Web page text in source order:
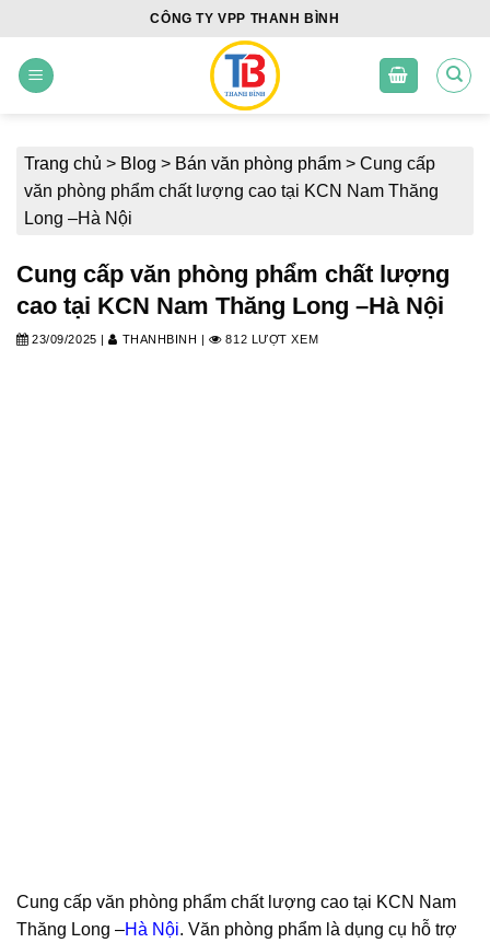
content
CÔNG TY VPP THANH BÌNH
Trang chủ > Blog > Bán văn phòng phẩm > Cung cấp
văn phòng phẩm chất lượng cao tại KCN Nam Thăng
Long –Hà Nội
Cung cấp văn phòng phẩm chất lượng
cao tại KCN Nam Thăng Long –Hà Nội
23/09/2025 | THANHBINH | 812 LƯỢT XEM
Cung cấp văn phòng phẩm chất lượng cao tại KCN Nam
Thăng Long –Hà Nội. Văn phòng phẩm là dụng cụ hỗ trợ